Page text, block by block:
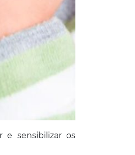
e sensibilizar os